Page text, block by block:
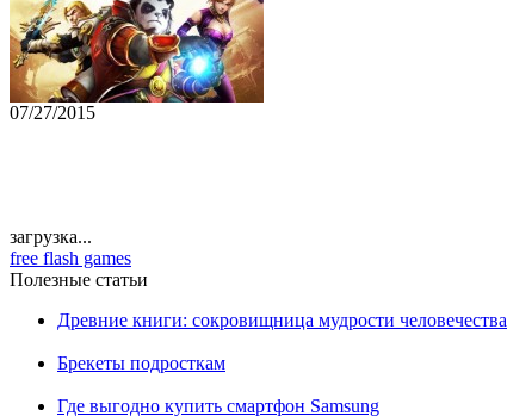
07/27/2015
загрузка...
free flash games
Полезные статьи
Древние книги: сокровищница мудрости человечества
Брекеты подросткам
Где выгодно купить смартфон Samsung